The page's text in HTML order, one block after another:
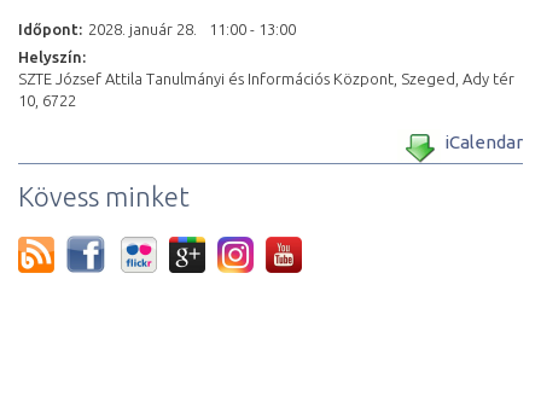
Időpont: 2028. január 28.
11:00 - 13:00
Helyszín:
SZTE József Attila Tanulmányi és Információs Központ, Szeged, Ady tér
10, 6722
iCalendar
Kövess minket